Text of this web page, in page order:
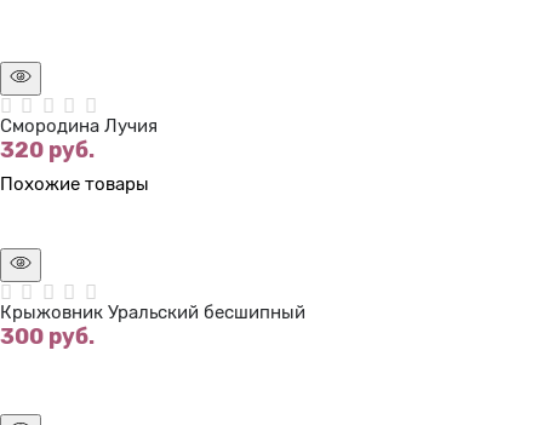
Смородина Лучия
320 руб.
Похожие товары
Крыжовник Уральский бесшипный
300 руб.